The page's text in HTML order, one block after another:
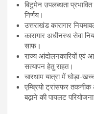
बिटुमेन उपलब्धता
निर्णय।
उत्तराखंड कारागार
कारागार अधीनस्थ सेवा
साफ।
राज्य आंदोलनकारियों एवं
सत्यापन हेतु राहत।
चारधाम यात्रा में घोड़ा-
एम्ब्रियो ट्रांसफर तकनीक
बढ़ाने की पायलट